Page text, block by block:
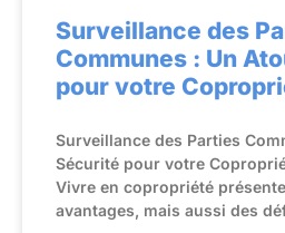
Surveillance des
Communes : Un
pour votre
Surveillance des Parties
Sécurité pour votre
Vivre en copropriété
avantages, mais aussi des